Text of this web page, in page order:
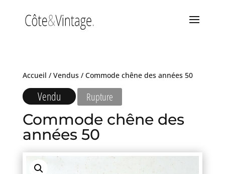
Accueil / Vendus/ Commode chêne des années 50
Vendu Rupture
Commode chêne des
années 50